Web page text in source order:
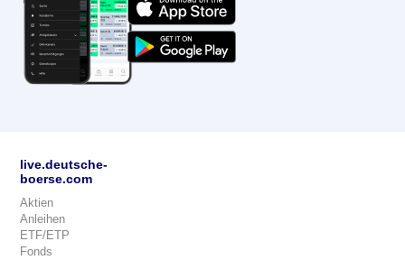
live.deutsche-
boerse.com
Aktien
Anleihen
ETF/ETP
Fonds